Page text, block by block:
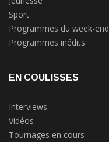
Sport
Programmes du week-end
Programmes inédits
EN COULISSES
Interviews
Vidéos
Tournages en cours